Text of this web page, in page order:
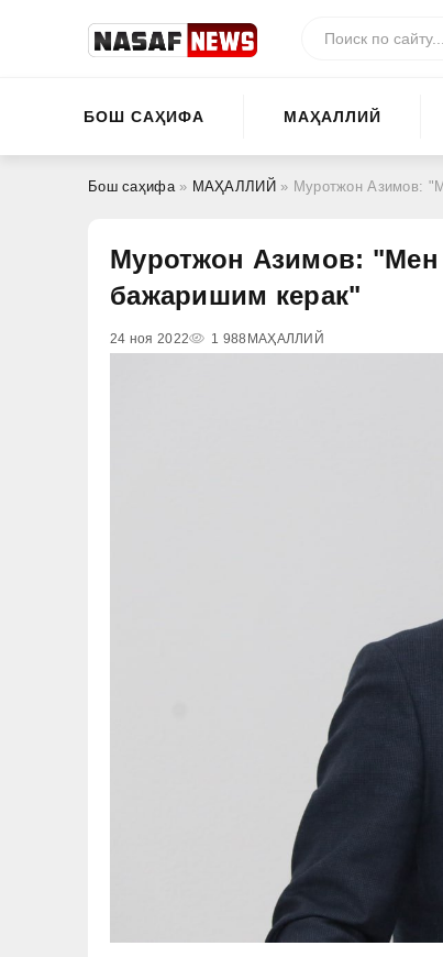
БОШ САҲИФА МАҲАЛЛИЙ
Бош саҳифа» МАҲАЛЛИЙ » Муротжон Азимов:
Муротжон Азимов: "Мен
бажаришим керак"
24 ноя 2022 1 988 МАҲАЛЛИЙ